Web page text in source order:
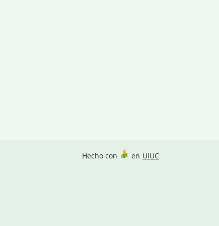
Hecho con en UIUC